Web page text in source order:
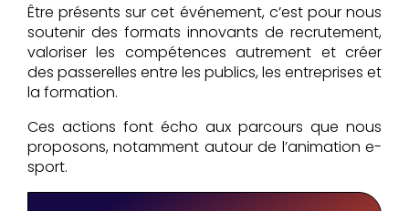
Être présents sur cet événement, c’est pour nous
soutenir des formats innovants de recrutement,
valoriser les compétences autrement et créer
des passerelles entre les publics, les entreprises et
la formation.
Ces actions font écho aux parcours que nous
proposons, notamment autour de l’animation e-
sport.